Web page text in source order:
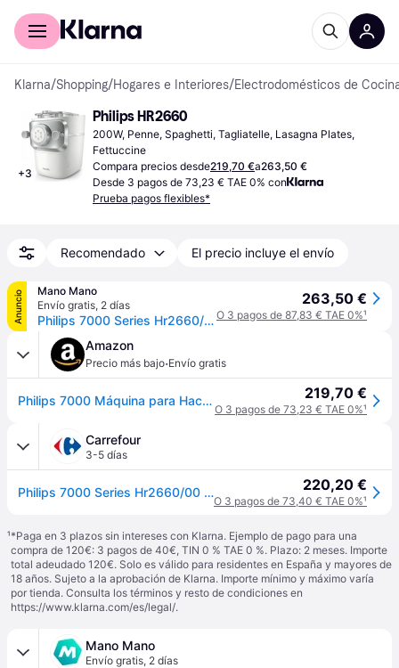
Comprar con Klarna
Klarna/Shopping/Hogares e Interiores/Electrodomésticos de
+3
Philips HR2660
200W, Penne, Spaghetti, Tagliatelle, Lasagna Plates,
Fettuccine
Compara precios desde219,70 €a263,50 €
Desde 3 pagos de 73,23 € TAE 0% con
Prueba pagos flexibles*
Recomendado El precio incluye el envío
Anuncio
Mano Mano
Envío gratis, 2 días
Philips 7000 Series Hr2660/00 Máquina De Pasta Y Ravioli Máquina Eléctrica Para Elaborar Pasta Fresca
263,50 €
O 3 pagos de 87,83 € TAE 0%¹
Amazon
Precio más bajo·Envío gratis
Philips 7000 Máquina para Hacer Pasta Fresca, ProExtrude, 6 Discos, Blanco 219,70 €
O 3 pagos de 73,23 € TAE 0%¹
Carrefour
3-5 días
Philips 7000 Series Hr2660/00 Máquina De Pasta Y Ravioli Máquina Eléctrica Para Elaborar Pasta Fresca 220,20 €
O 3 pagos de 73,40 € TAE 0%¹
¹*Paga en 3 plazos sin intereses con Klarna. Ejemplo de pago para una
compra de 120€: 3 pagos de 40€, TIN 0 % TAE 0 %. Plazo: 2 meses. Importe
total adeudado 120€. Solo es válido para residentes en España y mayores de
18 años. Sujeto a la aprobación de Klarna. Importe mínimo y máximo varía
por tienda. Consulta los términos y resto de condiciones en
https://www.klarna.com/es/legal/.
Mano Mano
Envío gratis, 2 días